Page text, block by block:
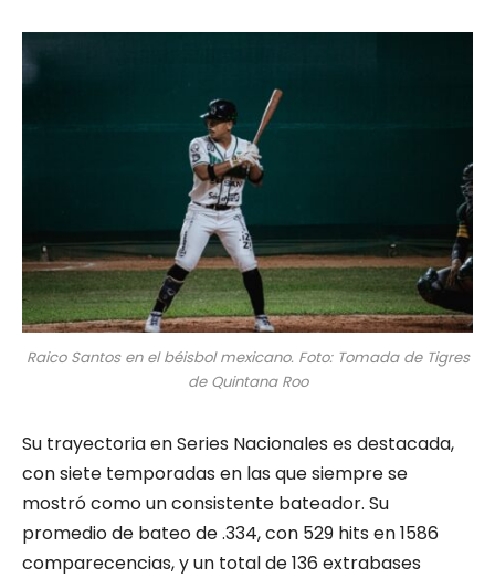
Raico Santos en el béisbol mexicano. Foto: Tomada de Tigres
de Quintana Roo
Su trayectoria en Series Nacionales es destacada,
con siete temporadas en las que siempre se
mostró como un consistente bateador. Su
promedio de bateo de .334, con 529 hits en 1586
comparecencias, y un total de 136 extrabases